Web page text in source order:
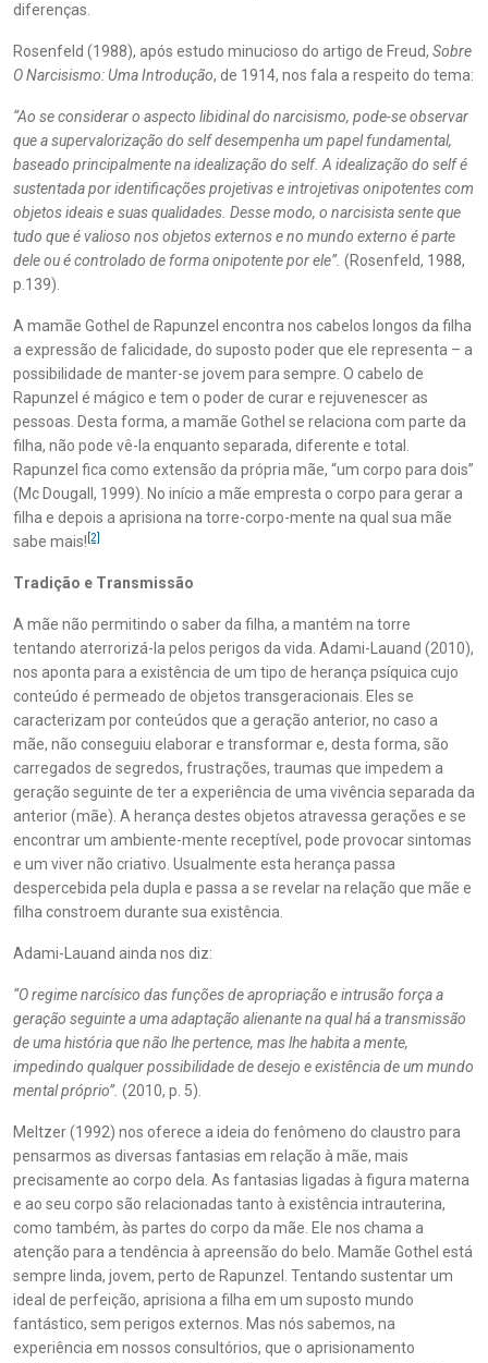
diferenças.
Rosenfeld (1988), após estudo minucioso do artigo de Freud, Sobre
O Narcisismo: Uma Introdução, de 1914, nos fala a respeito do tema:
“Ao se considerar o aspecto libidinal do narcisismo, pode-se observar
que a supervalorização do self desempenha um papel fundamental,
baseado principalmente na idealização do self. A idealização do self é
sustentada por identificações projetivas e introjetivas onipotentes com
objetos ideais e suas qualidades. Desse modo, o narcisista sente que
tudo que é valioso nos objetos externos e no mundo externo é parte
dele ou é controlado de forma onipotente por ele”. (Rosenfeld, 1988,
p.139).
A mamãe Gothel de Rapunzel encontra nos cabelos longos da filha
a expressão de falicidade, do suposto poder que ele representa – a
possibilidade de manter-se jovem para sempre. O cabelo de
Rapunzel é mágico e tem o poder de curar e rejuvenescer as
pessoas. Desta forma, a mamãe Gothel se relaciona com parte da
filha, não pode vê-la enquanto separada, diferente e total.
Rapunzel fica como extensão da própria mãe, “um corpo para dois”
(Mc Dougall, 1999). No início a mãe empresta o corpo para gerar a
filha e depois a aprisiona na torre-corpo-mente na qual sua mãe
sabe mais! [2]
Tradição e Transmissão
A mãe não permitindo o saber da filha, a mantém na torre
tentando aterrorizá-la pelos perigos da vida. Adami-Lauand (2010),
nos aponta para a existência de um tipo de herança psíquica cujo
conteúdo é permeado de objetos transgeracionais. Eles se
caracterizam por conteúdos que a geração anterior, no caso a
mãe, não conseguiu elaborar e transformar e, desta forma, são
carregados de segredos, frustrações, traumas que impedem a
geração seguinte de ter a experiência de uma vivência separada da
anterior (mãe). A herança destes objetos atravessa gerações e se
encontrar um ambiente-mente receptível, pode provocar sintomas
e um viver não criativo. Usualmente esta herança passa
despercebida pela dupla e passa a se revelar na relação que mãe e
filha constroem durante sua existência.
Adami-Lauand ainda nos diz:
“O regime narcísico das funções de apropriação e intrusão força a
geração seguinte a uma adaptação alienante na qual há a transmissão
de uma história que não lhe pertence, mas lhe habita a mente,
impedindo qualquer possibilidade de desejo e existência de um mundo
mental próprio”. (2010, p. 5).
Meltzer (1992) nos oferece a ideia do fenômeno do claustro para
pensarmos as diversas fantasias em relação à mãe, mais
precisamente ao corpo dela. As fantasias ligadas à figura materna
e ao seu corpo são relacionadas tanto à existência intrauterina,
como também, às partes do corpo da mãe. Ele nos chama a
atenção para a tendência à apreensão do belo. Mamãe Gothel está
sempre linda, jovem, perto de Rapunzel. Tentando sustentar um
ideal de perfeição, aprisiona a filha em um suposto mundo
fantástico, sem perigos externos. Mas nós sabemos, na
experiência em nossos consultórios, que o aprisionamento